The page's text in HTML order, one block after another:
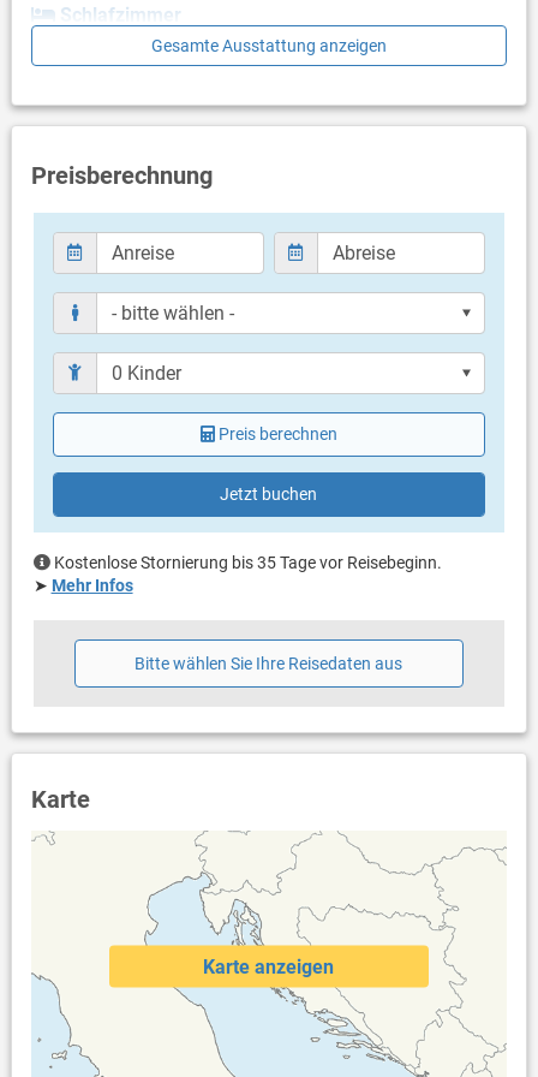
Schlafzimmer
- keine Angaben -
Bad mit WC, Dusche
Balkon & Terrasse
Terrassengröße: 40 m²
Weitere Informationen
Grill vorhanden
Privater Parkplatz auf dem Grundstück
Haustier nicht erlaubt
Bettwäsche vorhanden
Handtücher vorhanden
Internet per WLAN
Gesamte Ausstattung anzeigen
Preisberechnung
Preis berechnen
Jetzt buchen
Kostenlose Stornierung bis 35 Tage vor Reisebeginn.
➤ Mehr Infos
Bitte wählen Sie Ihre Reisedaten aus
Karte
Karte anzeigen